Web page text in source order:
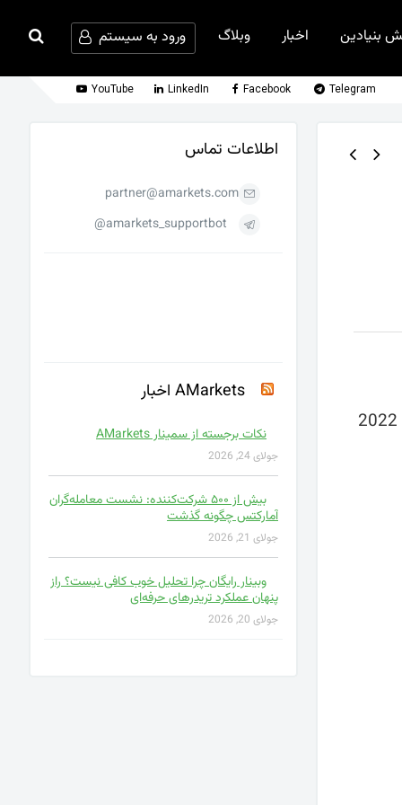
بنیادین اخبار وبلاگ ورود به سیستم
Telegram
Facebook
LinkedIn
YouTube
که از 22 تا 24 فوریه 2022
اطلاعات تماس
partner@amarkets.com
amarkets_supportbot@
AMarkets اخبار
نکات برجسته از سمینار AMarkets
جولای 24, 2026
بیش از ۵۰۰ شرکت‌کننده: نشست معامله‌گران
آمارکتس چگونه گذشت
جولای 21, 2026
وبینار رایگان چرا تحلیل خوب کافی نیست؟ راز
پنهان عملکرد تریدرهای حرفه‌ای
جولای 20, 2026